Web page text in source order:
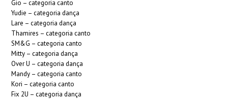
Gio – categoria canto
Yudie – categoria dança
Lare – categoria dança
Thamires – categoria canto
SM&G – categoria canto
Mitty – categoria dança
Over U – categoria dança
Mandy – categoria canto
Kori – categoria canto
Fix 2U – categoria dança